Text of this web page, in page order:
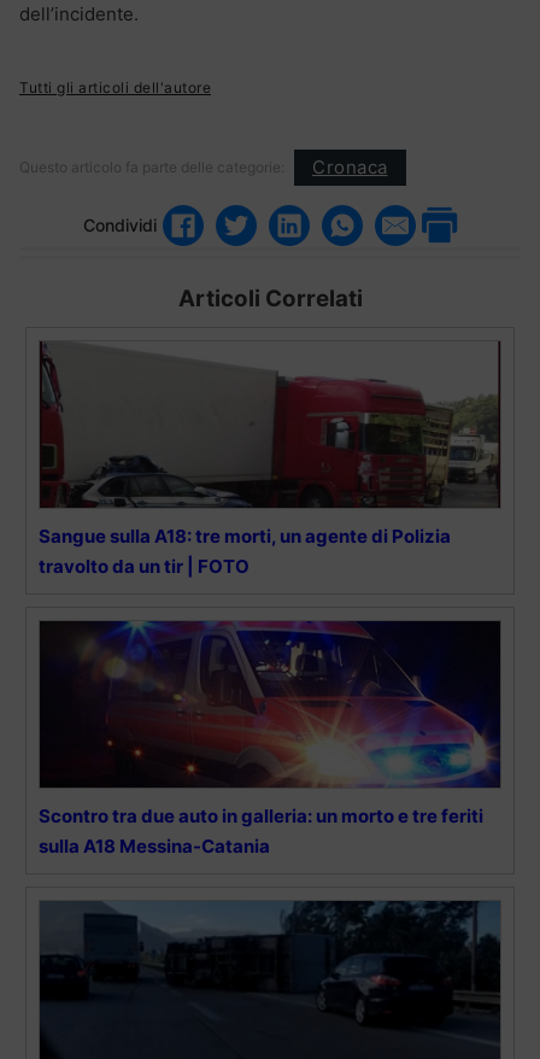
dell’incidente.
Tutti gli articoli dell'autore
Questo articolo fa parte delle categorie: Cronaca
Condividi
Articoli Correlati
Sangue sulla A18: tre morti, un agente di Polizia
travolto da un tir | FOTO
Scontro tra due auto in galleria: un morto e tre feriti
sulla A18 Messina-Catania